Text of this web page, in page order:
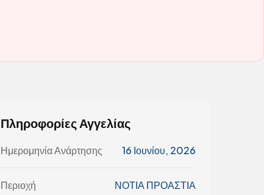
Πληροφορίες Αγγελίας
Ημερομηνία Ανάρτησης 16 Ιουνίου, 2026
Περιοχή ΝΟΤΙΑ ΠΡΟΑΣΤΙΑ